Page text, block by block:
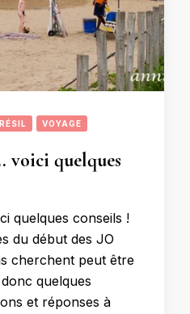
VOYAGE
voici quelques
quelques conseils !
du début des JO
cherchent peut être
quelques
et réponses à